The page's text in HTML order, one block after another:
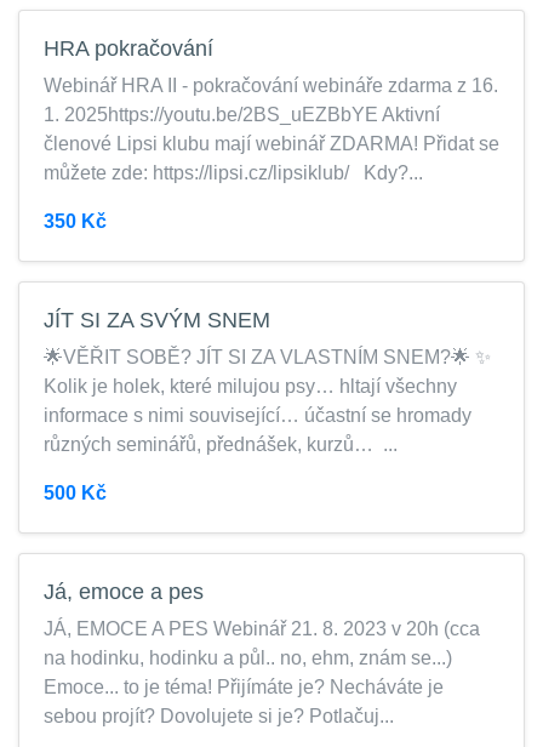
HRA pokračování
Webinář HRA II - pokračování webináře zdarma z 16.
1. 2025https://youtu.be/2BS_uEZBbYE Aktivní
členové Lipsi klubu mají webinář ZDARMA! Přidat se
můžete zde: https://lipsi.cz/lipsiklub/ Kdy?...
350 Kč
JÍT SI ZA SVÝM SNEM
🌟VĚŘIT SOBĚ? JÍT SI ZA VLASTNÍM SNEM?🌟 ✨
Kolik je holek, které milujou psy… hltají všechny
informace s nimi související… účastní se hromady
různých seminářů, přednášek, kurzů… ...
500 Kč
Já, emoce a pes
JÁ, EMOCE A PES Webinář 21. 8. 2023 v 20h (cca
na hodinku, hodinku a půl.. no, ehm, znám se...)
Emoce... to je téma! Přijímáte je? Necháváte je
sebou projít? Dovolujete si je? Potlačuj...